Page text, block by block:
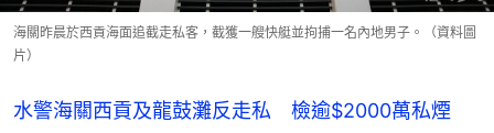
海關昨晨於西貢海面追截走私客，截獲一艘快艇並拘捕一名內地男子。（資料圖
片）
水警海關西貢及龍鼓灘反走私 檢逾$2000萬私煙